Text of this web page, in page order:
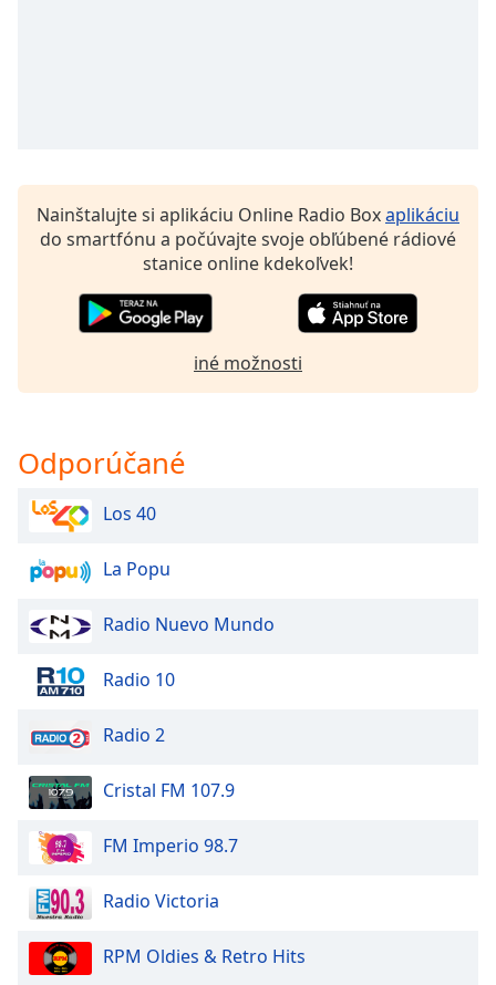
close
window.
Background
Color
Area
Color
Opacity
Font
Edge
Style
Nainštalujte si aplikáciu Online Radio Boxaplikáciu
do smartfónu a počúvajte svoje obľúbené rádiové
stanice online kdekoľvek!
iné možnosti
Odporúčané
Los 40
La Popu
Radio Nuevo Mundo
Radio 10
Radio 2
Cristal FM 107.9
FM Imperio 98.7
Radio Victoria
RPM Oldies & Retro Hits